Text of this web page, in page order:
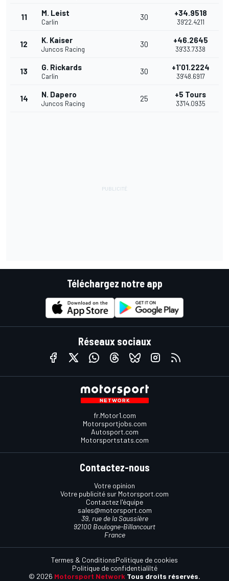
11 M. Leist
Carlin
30 +34.9518
39'22.4211
12 K. Kaiser
Juncos Racing
30 +46.2645
39'33.7338
13 G. Rickards
Carlin
30 +1'01.2224
39'48.6917
14 N. Dapero
Juncos Racing
25 +5 Tours
33'14.0935
Téléchargez notre app
Réseaux sociaux
fr.Motor1.com
Motorsportjobs.com
Autosport.com
Motorsportstats.com
Contactez-nous
Votre opinion
Votre publicité sur Motorsport.com
Contactez l'équipe
sales@motorsport.com
39, rue de la Saussière
92100 Boulogne-Billancourt
France
© 2026 Motorsport Network Tous droits réservés.
Termes & ConditionsPolitique de cookies
Politique de confidentialilté